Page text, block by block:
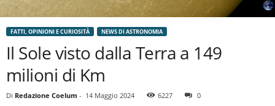
FATTI, OPINIONI E CURIOSITÀ NEWS DI ASTRONOMIA
Il Sole visto dalla Terra a 149
milioni di Km
Di Redazione Coelum - 14 Maggio 2024 6227 0